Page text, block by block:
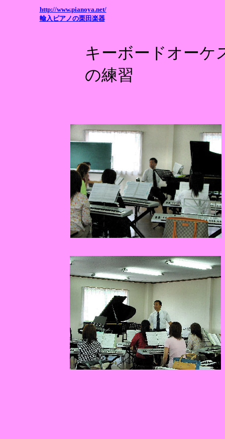
http://www.pianoya.net/
輸入ピアノの栗田楽器
キーボードオーケ
の練習